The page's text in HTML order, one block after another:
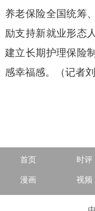
养老保险全国统筹
励支持新就业形态
建立长期护理保险
感幸福感。（记者刘
首页 时评
漫画 视频